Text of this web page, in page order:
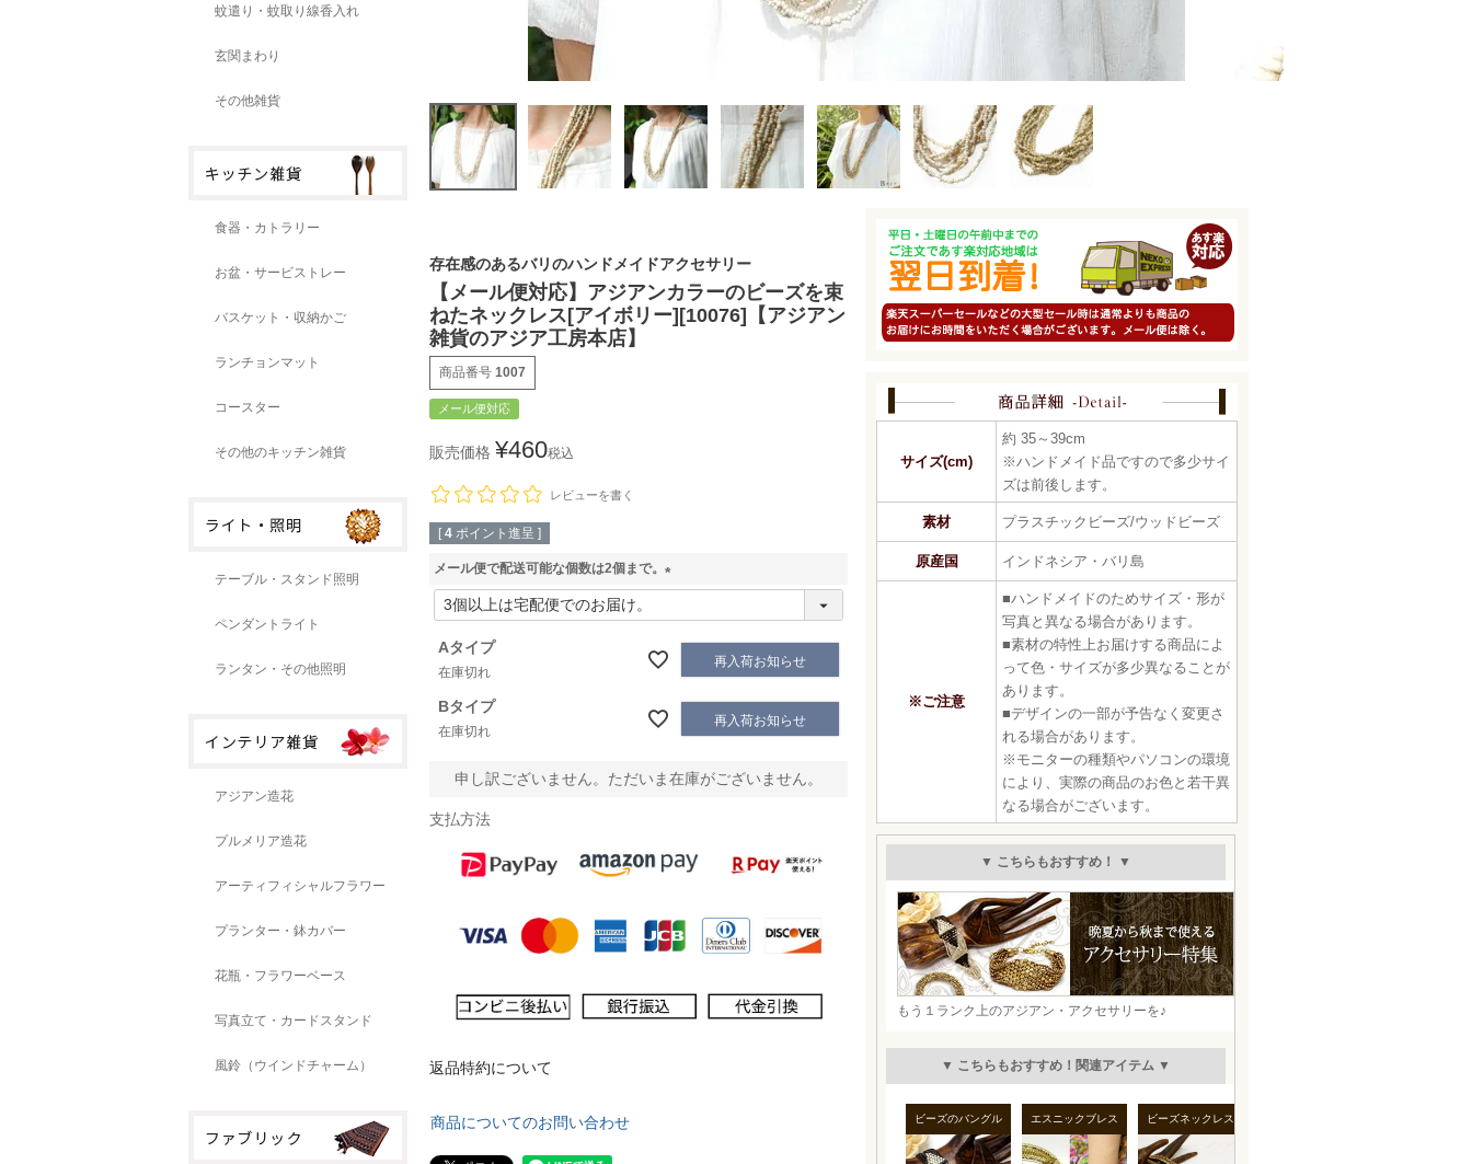
蚊遣り・蚊取り線香入れ
玄関まわり
その他雑貨
食器・カトラリー
お盆・サービストレー
バスケット・収納かご
ランチョンマット
コースター
その他のキッチン雑貨
テーブル・スタンド照明
ペンダントライト
ランタン・その他照明
アジアン造花
プルメリア造花
アーティフィシャルフラワー
プランター・鉢カバー
花瓶・フラワーベース
写真立て・カードスタンド
風鈴（ウインドチャーム）
存在感のあるバリのハンドメイドアクセサリー
【メール便対応】アジアンカラーのビーズを束
ねたネックレス[アイボリー][10076]【アジアン
雑貨のアジア工房本店】
商品番号 1007
メール便対応
販売価格 ¥460税込
レビューを書く
[ 4 ポイント進呈 ]
メール便で配送可能な個数は2個まで。
必
)
Aタイプ
在庫切れ
再入荷お知らせ
Bタイプ
在庫切れ
再入荷お知らせ
申し訳ございません。ただいま在庫がございません。
支払方法
返品特約について
商品についてのお問い合わせ
サイズ(cm)
約 35～39cm
※ハンドメイド品ですので多少サイ
ズは前後します。
素材 プラスチックビーズ/ウッドビーズ
原産国 インドネシア・バリ島
※ご注意
■ハンドメイドのためサイズ・形が
写真と異なる場合があります。
■素材の特性上お届けする商品によ
って色・サイズが多少異なることが
あります。
■デザインの一部が予告なく変更さ
れる場合があります。
※モニターの種類やパソコンの環境
により、実際の商品のお色と若干異
なる場合がございます。